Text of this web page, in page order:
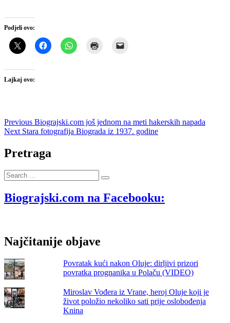
Podjeli ovo:
Lajkaj ovo:
Navigacija
objava
Previous Previous
post:
Biograjski.com još jednom na meti hakerskih napada
Next Next
Stara fotografija Biograda iz 1937. godine
Pretraga
Search
…
Biograjski.com na Facebooku:
Najčitanije objave
Povratak kući nakon Oluje: dirljivi prizori
povratka prognanika u Polaču (VIDEO)
Miroslav Vođera iz Vrane, heroj Oluje koji je
život položio nekoliko sati prije oslobođenja
Knina